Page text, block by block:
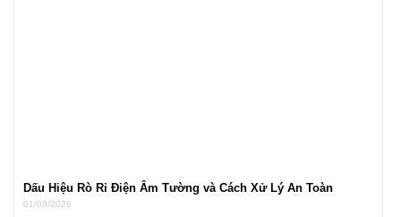
Dấu Hiệu Rò Rỉ Điện Âm Tường và Cách Xử Lý An Toàn
01/08/2026